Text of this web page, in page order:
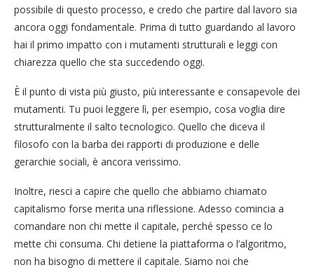
possibile di questo processo, e credo che partire dal lavoro sia
ancora oggi fondamentale. Prima di tutto guardando al lavoro
hai il primo impatto con i mutamenti strutturali e leggi con
chiarezza quello che sta succedendo oggi.
È il punto di vista più giusto, più interessante e consapevole dei
mutamenti. Tu puoi leggere lì, per esempio, cosa voglia dire
strutturalmente il salto tecnologico. Quello che diceva il
filosofo con la barba dei rapporti di produzione e delle
gerarchie sociali, è ancora verissimo.
Inoltre, riesci a capire che quello che abbiamo chiamato
capitalismo forse merita una riflessione. Adesso comincia a
comandare non chi mette il capitale, perché spesso ce lo
mette chi consuma. Chi detiene la piattaforma o l’algoritmo,
non ha bisogno di mettere il capitale. Siamo noi che